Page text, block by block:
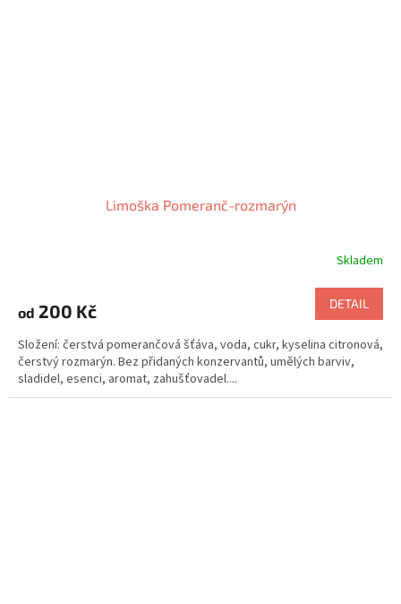
Limoška Pomeranč-rozmarýn
Skladem
od 200 Kč DETAIL
Složení: čerstvá pomerančová šťáva, voda, cukr, kyselina citronová,
čerstvý rozmarýn. Bez přidaných konzervantů, umělých barviv,
sladidel, esenci, aromat, zahušťovadel....